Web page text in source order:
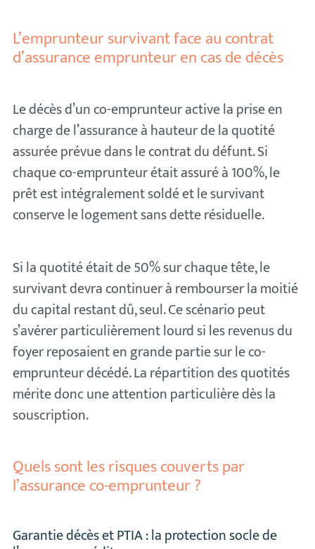
L’emprunteur survivant face au contrat
d’assurance emprunteur en cas de décès
Le décès d’un co-emprunteur active la prise en
charge de l’assurance à hauteur de la quotité
assurée prévue dans le contrat du défunt. Si
chaque co-emprunteur était assuré à 100%, le
prêt est intégralement soldé et le survivant
conserve le logement sans dette résiduelle.
Si la quotité était de 50% sur chaque tête, le
survivant devra continuer à rembourser la moitié
du capital restant dû, seul. Ce scénario peut
s’avérer particulièrement lourd si les revenus du
foyer reposaient en grande partie sur le co-
emprunteur décédé. La répartition des quotités
mérite donc une attention particulière dès la
souscription.
Quels sont les risques couverts par
l’assurance co-emprunteur ?
Garantie décès et PTIA : la protection socle de